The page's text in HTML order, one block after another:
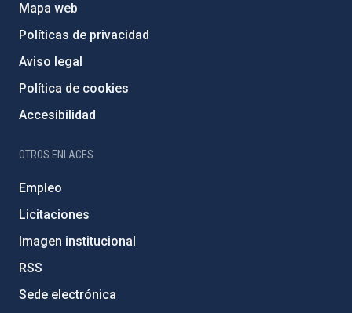
Mapa web
Políticas de privacidad
Aviso legal
Política de cookies
Accesibilidad
OTROS ENLACES
Empleo
Licitaciones
Imagen institucional
RSS
Sede electrónica